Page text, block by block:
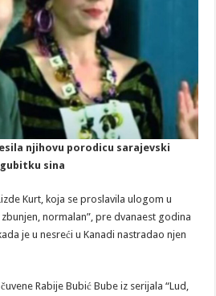
njihovu porodicu sarajevski
sina
Kurt, koja se proslavila ulogom u
normalan”, pre dvanaest godina
je u nesreći u Kanadi nastradao njen
Rabije Bubić Bube iz serijala “Lud,